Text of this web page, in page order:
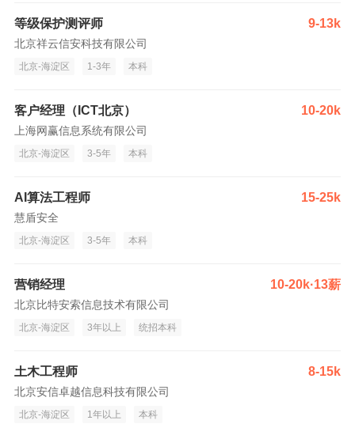
等级保护测评师 9-13k
北京祥云信安科技有限公司
北京-海淀区 1-3年 本科
客户经理（ICT北京） 10-20k
上海网赢信息系统有限公司
北京-海淀区 3-5年 本科
AI算法工程师 15-25k
慧盾安全
北京-海淀区 3-5年 本科
营销经理 10-20k·13薪
北京比特安索信息技术有限公司
北京-海淀区 3年以上 统招本科
土木工程师 8-15k
北京安信卓越信息科技有限公司
北京-海淀区 1年以上 本科